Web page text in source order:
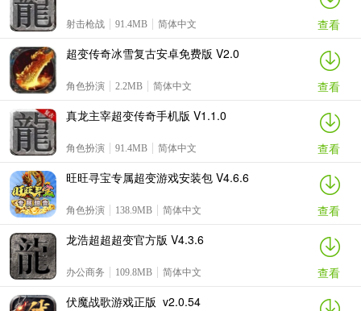
射击枪战 91.4MB 简体中文
查看
超变传奇冰雪复古安卓免费版 V2.0
角色扮演 2.2MB 简体中文
查看
真龙主宰超变传奇手机版 V1.1.0
角色扮演 91.4MB 简体中文
查看
旺旺寻宝专属超变游戏安装包 V4.6.6
角色扮演 138.9MB 简体中文
查看
龙浩超超超变官方版 V4.3.6
办公商务 109.8MB 简体中文
查看
伏魔战歌游戏正版 v2.0.54